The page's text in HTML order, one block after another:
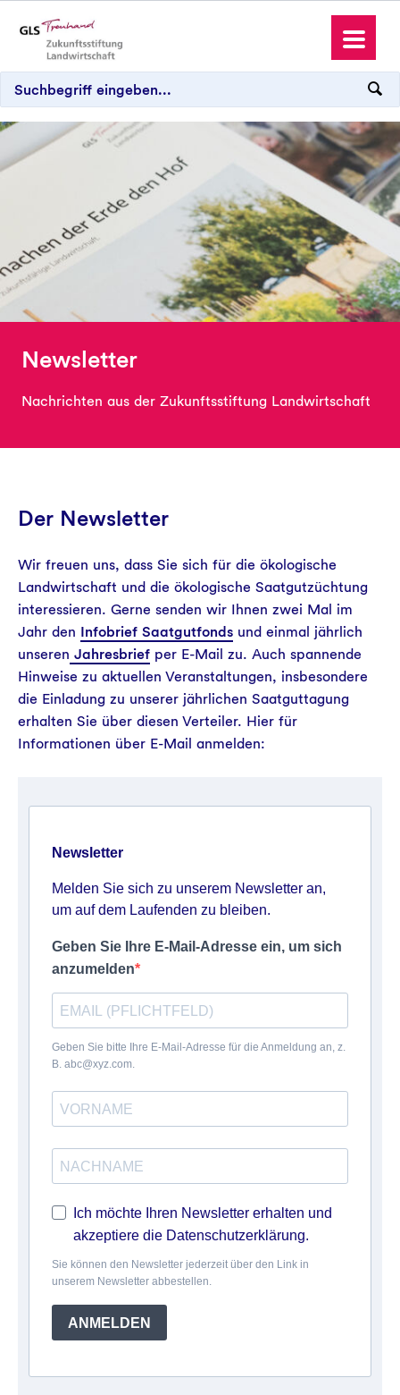
Spenden und Schenken
Aktuelles
Newsletter
Nachrichten aus der Zukunftsstiftung Landwirtschaft
Der Newsletter
Wir freuen uns, dass Sie sich für die ökologische
Landwirtschaft und die ökologische Saatgutzüchtung
interessieren. Gerne senden wir Ihnen zwei Mal im
Jahr den Infobrief Saatgutfonds und einmal jährlich
unseren Jahresbrief per E-Mail zu. Auch spannende
Hinweise zu aktuellen Veranstaltungen, insbesondere
die Einladung zu unserer jährlichen Saatguttagung
erhalten Sie über diesen Verteiler. Hier für
Informationen über E-Mail anmelden:
Newsletter
Melden Sie sich zu unserem Newsletter an,
um auf dem Laufenden zu bleiben.
Geben Sie Ihre E-Mail-Adresse ein, um sich
anzumelden
Geben Sie bitte Ihre E-Mail-Adresse für die Anmeldung an, z.
B. abc@xyz.com.
Ich möchte Ihren Newsletter erhalten und
akzeptiere die Datenschutzerklärung.
Sie können den Newsletter jederzeit über den Link in
unserem Newsletter abbestellen.
ANMELDEN